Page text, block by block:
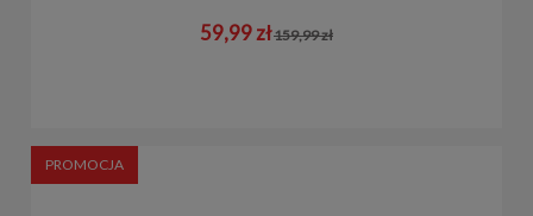
59,99 zł159,99 zł
PROMOCJA